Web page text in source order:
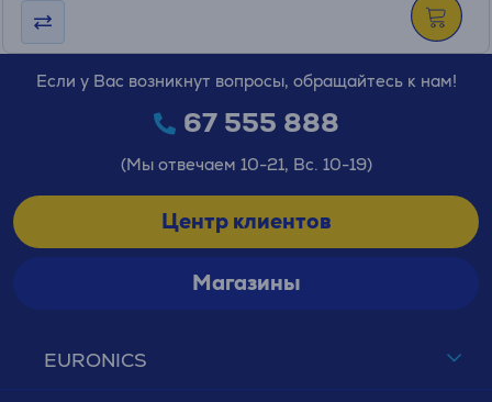
EURONICS
Если у Вас возникнут вопросы, обращайтесь к нам!
67 555 888
(Мы отвечаем 10-21, Вс. 10-19)
Центр клиентов
Магазины